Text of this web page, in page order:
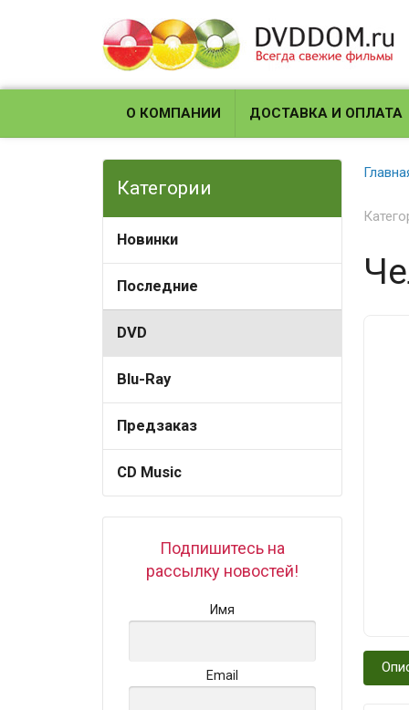
О КОМПАНИИ ДОСТАВКА И ОПЛАТА
Категории
Новинки
Последние
DVD
Blu-Ray
Предзаказ
CD Music
Подпишитесь на
рассылку новостей!
Имя
Email